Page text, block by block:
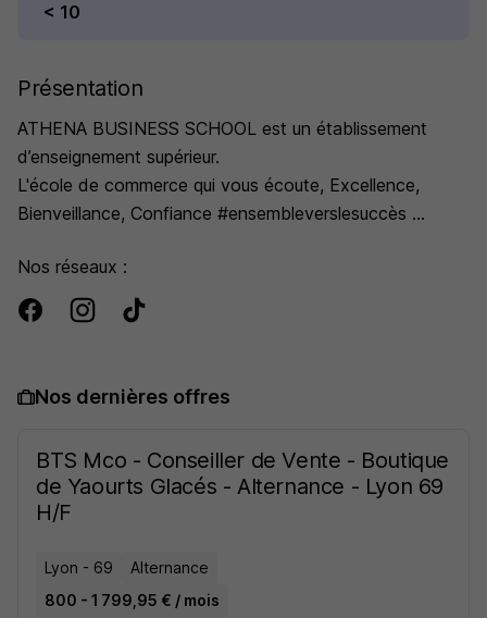
< 10
Présentation
ATHENA BUSINESS SCHOOL est un établissement
d’enseignement supérieur.
L'école de commerce qui vous écoute, Excellence,
Bienveillance, Confiance #ensembleverslesuccès
alternance.
Nos réseaux :
Nos dernières offres
BTS Mco - Conseiller de Vente - Boutique
de Yaourts Glacés - Alternance - Lyon 69
H/F
Lyon - 69
Alternance
800 - 1 799,95 € / mois